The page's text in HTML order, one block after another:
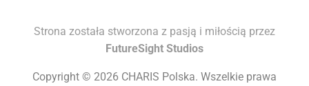
Strona została stworzona z pasją i miłością przez
FutureSight Studios
Copyright © 2026 CHARIS Polska. Wszelkie prawa